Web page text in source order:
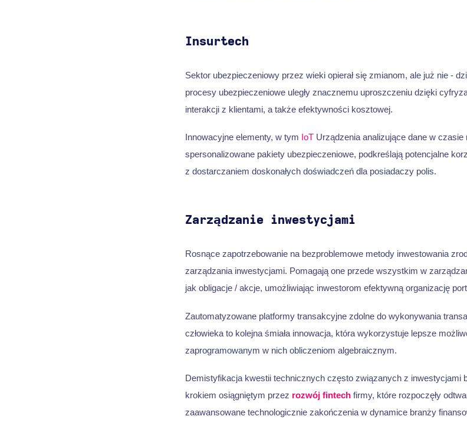
Insurtech
Sektor ubezpieczeniowy przez wieki opierał się zmianom, ale już nie -
procesy ubezpieczeniowe uległy znacznemu uproszczeniu dzięki
interakcji z klientami, a także efektywności kosztowej.
Innowacyjne elementy, w tym IoTUrządzenia analizujące dane w
spersonalizowane pakiety ubezpieczeniowe, podkreślają potencjalne
z dostarczaniem doskonałych doświadczeń dla posiadaczy polis.
Zarządzanie inwestycjami
Rosnące zapotrzebowanie na bezproblemowe metody inwestowania
zarządzania inwestycjami. Pomagają one przede wszystkim w
jak obligacje / akcje, umożliwiając inwestorom efektywną organizację
Zautomatyzowane platformy transakcyjne zdolne do wykonywania
człowieka to kolejna śmiała innowacja, która wykorzystuje lepsze
zaprogramowanym w nich obliczeniom algebraicznym.
Demistyfikacja kwestii technicznych często związanych z inwestycjami
krokiem osiągniętym przez rozwój fintechfirmy, które rozpoczęły
zaawansowane technologicznie zakończenia w dynamice branży